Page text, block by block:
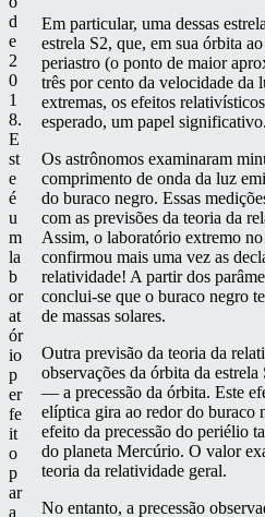
d
e
2
0
1
8.
E
st
e
é
u
m
la
b
or
at
ór
io
p
er
fe
it
o
p
ar
a
Em particular, uma dessas
estrela S2, que, em sua órbita
periastro (o ponto de maior
três por cento da velocidade da
extremas, os efeitos
esperado, um papel significativo.
Os astrônomos examinaram
comprimento de onda da luz
do buraco negro. Essas
com as previsões da teoria da
Assim, o laboratório extremo
confirmou mais uma vez as
relatividade! A partir dos
conclui-se que o buraco negro
de massas solares.
Outra previsão da teoria da
observações da órbita da
— a precessão da órbita. Este
elíptica gira ao redor do buraco
efeito da precessão do periélio
do planeta Mercúrio. O valor
teoria da relatividade geral.
No entanto, a precessão